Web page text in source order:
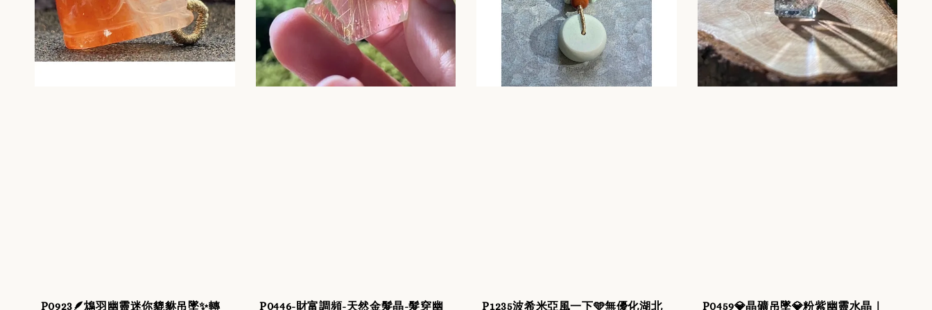
P0923🪶鴆羽幽靈迷你貔貅吊墜✨轉 P0446-財富調頻-天然金髮晶-髮穿幽 P1235波希米亞風一下🩵無優化湖北 P0459💎晶礦吊墜💎粉紫幽靈水晶｜